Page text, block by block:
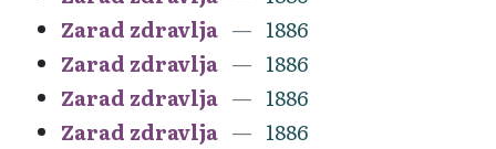
Zarad zdravlja
1886
Zarad zdravlja
1886
Zarad zdravlja
1886
Zarad zdravlja
1886